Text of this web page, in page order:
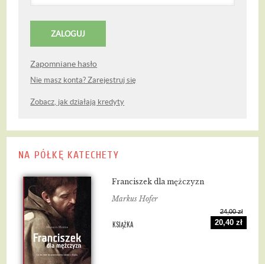
Zapomniane hasło
Nie masz konta? Zarejestruj się
Zobacz, jak działają kredyty
NA PÓŁKĘ KATECHETY
Franciszek dla mężczyzn
Markus Hofer
KSIĄŻKA
24,00 zł
20,40 zł